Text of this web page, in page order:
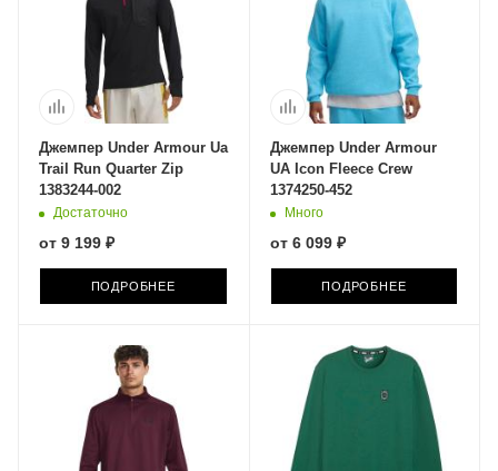
Джемпер Under Armour Ua
Trail Run Quarter Zip
1383244-002
Достаточно
от 9 199 ₽
ПОДРОБНЕЕ
Джемпер Under Armour
UA Icon Fleece Crew
1374250-452
Много
от 6 099 ₽
ПОДРОБНЕЕ